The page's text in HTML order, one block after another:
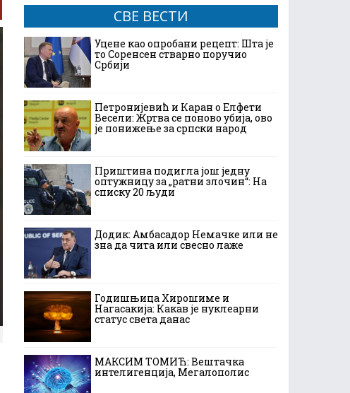
СВЕ ВЕСТИ
Уцене као опробани рецепт: Шта је
то Соренсен стварно поручио
Србији
Петронијевић и Каран о Елфети
Весели: Жртва се поново убија, ово
је понижење за српски народ
Приштина подигла још једну
оптужницу за „ратни злочин“: На
списку 20 људи
Додик: Амбасадор Немачке или не
зна да чита или свесно лаже
Годишњица Хирошиме и
Нагасакија: Какав је нуклеарни
статус света данас
МАКСИМ ТОМИЋ: Вештачка
интелигенција, Мегалополис